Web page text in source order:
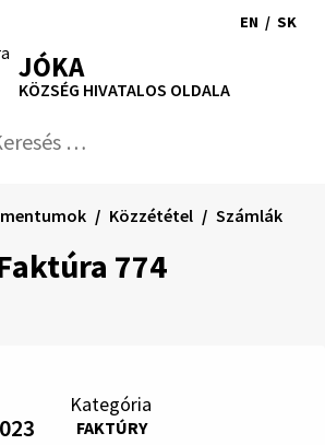
EN / SK
JÓKA
KÖZSÉG HIVATALOS OLDALA
774
Közzététel Számlák
Kategória
FAKTÚRY